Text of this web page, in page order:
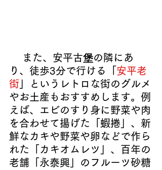
また、安平古堡の隣にあ
り、徒歩3分で行ける「 安平老
街 」というレトロな街のグルメ
やお土産もおすすめします。例
えば、エビのすり身に野菜や肉
を合わせて揚げた「蝦捲」、新
鮮なカキや野菜や卵などで作ら
れた「カキオムレツ」、百年の
老舗「永泰興」のフルーツ砂糖